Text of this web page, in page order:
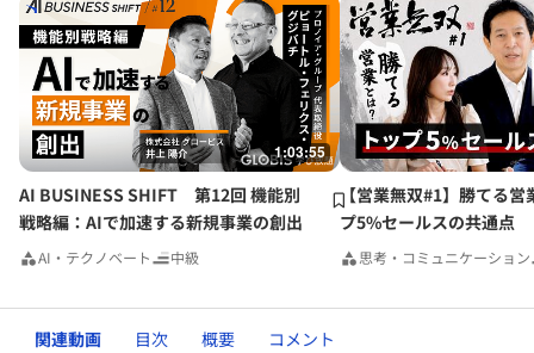
1:03:55
AI BUSINESS SHIFT 第12回 機能別
戦略編：AIで加速する新規事業の創出
AI・テクノベート 中級
【営業無双#1】勝てる営
プ5%セールスの共通点
思考・コミュニケーション
関連動画 目次 概要 コメント